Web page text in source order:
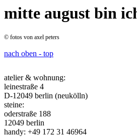
mitte august bin
© fotos von axel peters
nach oben - top
atelier & wohnung:
leinestraße 4
D-12049 berlin (neukölln)
steine:
oderstraße 188
12049 berlin
handy: +49 172 31 46964